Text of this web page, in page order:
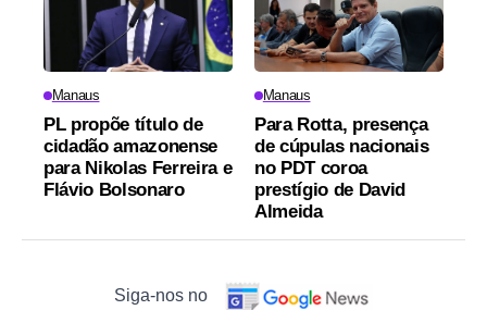
Manaus
PL propõe título de
cidadão amazonense
para Nikolas Ferreira e
Flávio Bolsonaro
Manaus
Para Rotta, presença
de cúpulas nacionais
no PDT coroa
prestígio de David
Almeida
Siga-nos no